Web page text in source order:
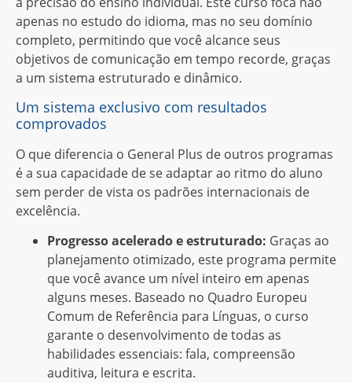
apenas no estudo do idioma, mas no seu domínio
completo, permitindo que você alcance seus
objetivos de comunicação em tempo recorde, graças
a um sistema estruturado e dinâmico.
Um sistema exclusivo com resultados
comprovados
O que diferencia o General Plus de outros programas
é a sua capacidade de se adaptar ao ritmo do aluno
sem perder de vista os padrões internacionais de
excelência.
Progresso acelerado e estruturado: Graças ao
planejamento otimizado, este programa permite
que você avance um nível inteiro em apenas
alguns meses. Baseado no Quadro Europeu
Comum de Referência para Línguas, o curso
garante o desenvolvimento de todas as
habilidades essenciais: fala, compreensão
auditiva, leitura e escrita.